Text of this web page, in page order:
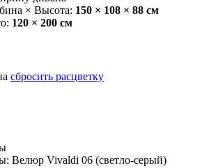
× Высота: 150 × 108 × 88 см
120 × 200 см
сбросить расцветку
Велюр Vivaldi 06 (светло-серый)